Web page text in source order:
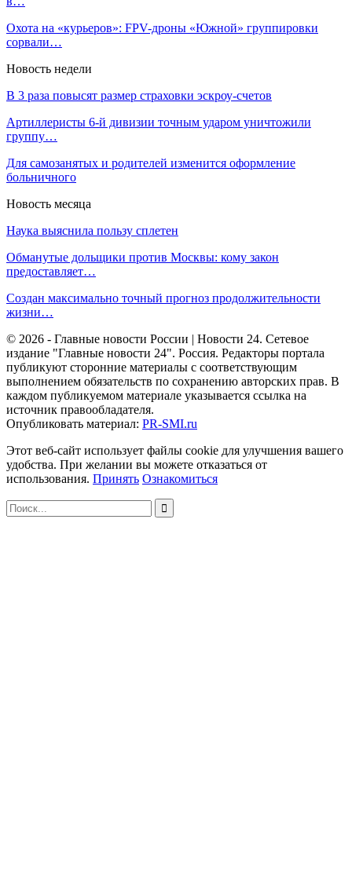
Охота на «курьеров»: FPV-дроны «Южной» группировки
сорвали…
Новость недели
В 3 раза повысят размер страховки эскроу-счетов
Артиллеристы 6-й дивизии точным ударом уничтожили
группу…
Для самозанятых и родителей изменится оформление
больничного
Новость месяца
Наука выяснила пользу сплетен
Обманутые дольщики против Москвы: кому закон
предоставляет…
Создан максимально точный прогноз продолжительности
жизни…
© 2026 - Главные новости России | Новости 24. Сетевое
издание "Главные новости 24". Россия. Редакторы портала
публикуют сторонние материалы с соответствующим
выполнением обязательств по сохранению авторских прав. В
каждом публикуемом материале указывается ссылка на
источник правообладателя.
Опубликовать материал: PR-SMI.ru
Этот веб-сайт использует файлы cookie для улучшения вашего
удобства. При желании вы можете отказаться от
использования. Принять Ознакомиться